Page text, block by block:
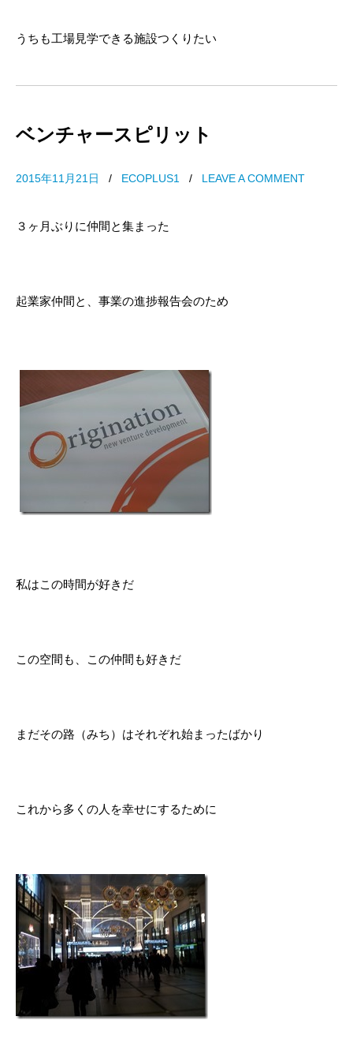
うちも工場見学できる施設つくりたい
ベンチャースピリット
2015年11月21日 / ECOPLUS1 / LEAVE A COMMENT
３ヶ月ぶりに仲間と集まった
起業家仲間と、事業の進捗報告会のため
私はこの時間が好きだ
この空間も、この仲間も好きだ
まだその路（みち）はそれぞれ始まったばかり
これから多くの人を幸せにするために